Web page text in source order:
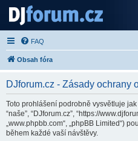
Server o DJ technice a DJingu
FAQ
Obsah fóra
DJforum.cz - Zásady ochrany
Toto prohlášení podrobně vysvětluje jak
“naše”, “DJforum.cz”, “https://
„www.phpbb.com“, „phpBB Limited“)
během každé vaší návštěvy.